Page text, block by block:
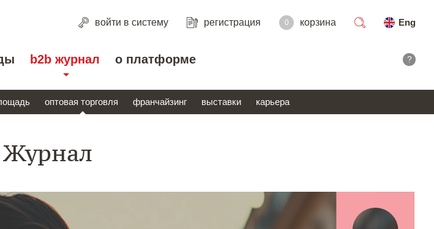
войти в систему регистрация 0 корзина
Eng
b2b журнал о платформе ?
оптовая торговля франчайзинг выставки карьера
Журнал